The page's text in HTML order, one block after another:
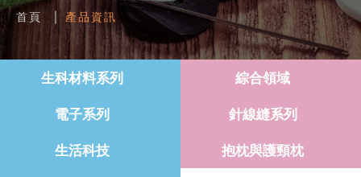
首頁 產品資訊
生科材料系列 綜合領域
電子系列 針線縫系列
生活科技 抱枕與護頸枕